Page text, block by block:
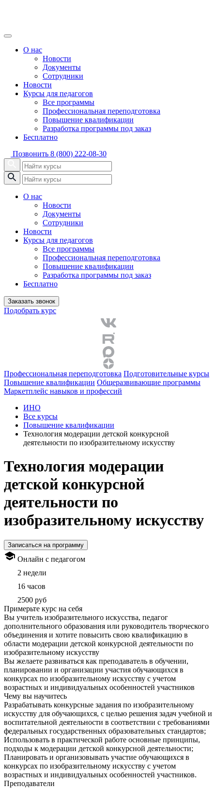
О нас
Новости
Документы
Сотрудники
Новости
Курсы для педагогов
Все программы
Профессиональная переподготовка
Повышение квалификации
Разработка программы под заказ
Бесплатно
Позвонить 8 (800) 222-08-30
О нас
Новости
Документы
Сотрудники
Новости
Курсы для педагогов
Все программы
Профессиональная переподготовка
Повышение квалификации
Разработка программы под заказ
Бесплатно
Заказать звонок
Подобрать курс
Профессиональная переподготовка Подготовительные курсы
Повышение квалификации Общеразвивающие программы
Маркетплейс навыков и профессий
ИНО
Все курсы
Повышение квалификации
Технология модерации детской конкурсной
деятельности по изобразительному искусству
Технология модерации
детской конкурсной
деятельности по
изобразительному искусству
Записаться на программу
Онлайн с педагогом
2 недели
16 часов
2500 руб
Примерьте курс на себя
Вы учитель изобразительного искусства, педагог
дополнительного образования или руководитель творческого
объединения и хотите повысить свою квалификацию в
области модерации детской конкурсной деятельности по
изобразительному искусству
Вы желаете развиваться как преподаватель в обучении,
планировании и организации участия обучающихся в
конкурсах по изобразительному искусству с учетом
возрастных и индивидуальных особенностей участников
Чему вы научитесь
Разрабатывать конкурсные задания по изобразительному
искусству для обучающихся, с целью решения задач учебной и
воспитательной деятельности в соответствии с требованиями
федеральных государственных образовательных стандартов;
Использовать в практической работе основные принципы,
подходы к модерации детской конкурсной деятельности;
Планировать и организовывать участие обучающихся в
конкурсах по изобразительному искусству с учетом
возрастных и индивидуальных особенностей участников.
Преподаватели